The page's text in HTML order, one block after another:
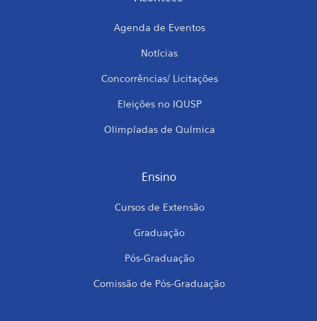
Agenda de Eventos
Notícias
Concorrências/ Licitações
Eleições no IQUSP
Olimpíadas de Química
Ensino
Cursos de Extensão
Graduação
Pós-Graduação
Comissão de Pós-Graduação